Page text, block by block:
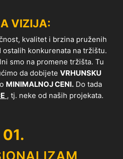
VIZIJA:
kvalitet i brzina pruženih
ostalih konkurenata na tržištu.
smo na promene tržišta. Tu
da dobijete VRHUNSKU
MINIMALNOJ CENI.Do tada
, tj. neke od naših projekata.
01.